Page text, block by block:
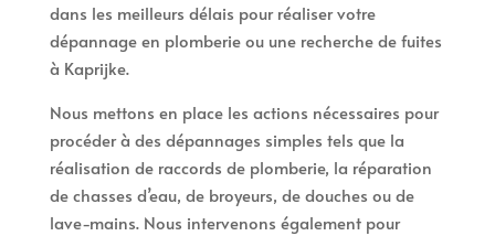
dans les meilleurs délais pour réaliser votre
dépannage en plomberie ou une recherche de fuites
à Kaprijke.
Nous mettons en place les actions nécessaires pour
procéder à des dépannages simples tels que la
réalisation de raccords de plomberie, la réparation
de chasses d’eau, de broyeurs, de douches ou de
lave-mains. Nous intervenons également pour